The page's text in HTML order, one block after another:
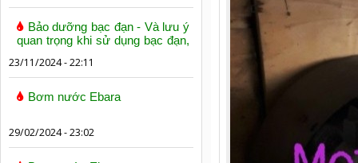
Bảo dưỡng bạc đạn - Và lưu ý
quan trọng khi sử dụng bạc đạn,
23/11/2024 - 22:11
Bơm nước Ebara
29/02/2024 - 23:02